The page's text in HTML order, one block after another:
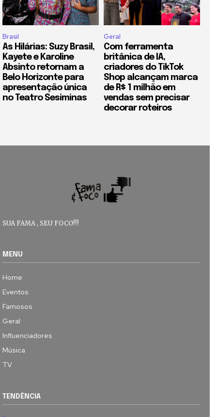
Brasil
As Hilárias: Suzy Brasil,
Kayete e Karoline
Absinto retornam a
Belo Horizonte para
apresentação única
no Teatro Sesiminas
Geral
Com ferramenta
britânica de IA,
criadores do TikTok
Shop alcançam marca
de R$ 1 milhão em
vendas sem precisar
decorar roteiros
SUA FAMA , SEU FOCO!!!
MENU
Home
Eventos
Famosos
Geral
Influenciadores
Música
TV
TENDÊNCIA